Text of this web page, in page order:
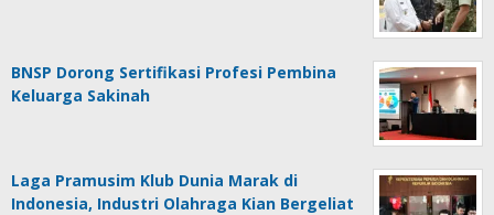
BNSP Dorong Sertifikasi Profesi Pembina
Keluarga Sakinah
Laga Pramusim Klub Dunia Marak di
Indonesia, Industri Olahraga Kian Bergeliat